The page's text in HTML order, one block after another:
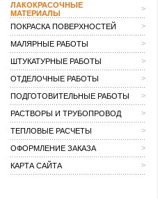
ЛАКОКРАСОЧНЫЕ
МАТЕРИАЛЫ
>
ПОКРАСКА ПОВЕРХНОСТЕЙ >
МАЛЯРНЫЕ РАБОТЫ >
ШТУКАТУРНЫЕ РАБОТЫ >
ОТДЕЛОЧНЫЕ РАБОТЫ >
ПОДГОТОВИТЕЛЬНЫЕ РАБОТЫ >
РАСТВОРЫ И ТРУБОПРОВОД >
ТЕПЛОВЫЕ РАСЧЕТЫ >
ОФОРМЛЕНИЕ ЗАКАЗА >
КАРТА САЙТА >